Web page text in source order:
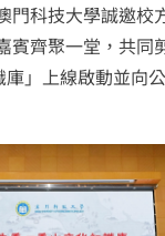
科技大學誠邀校
賓齊聚一堂，共同
」上線啟動並向